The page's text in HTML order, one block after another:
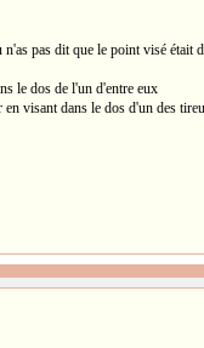
pas dit que le point visé était
le dos de l'un d'entre eux
visant dans le dos d'un des